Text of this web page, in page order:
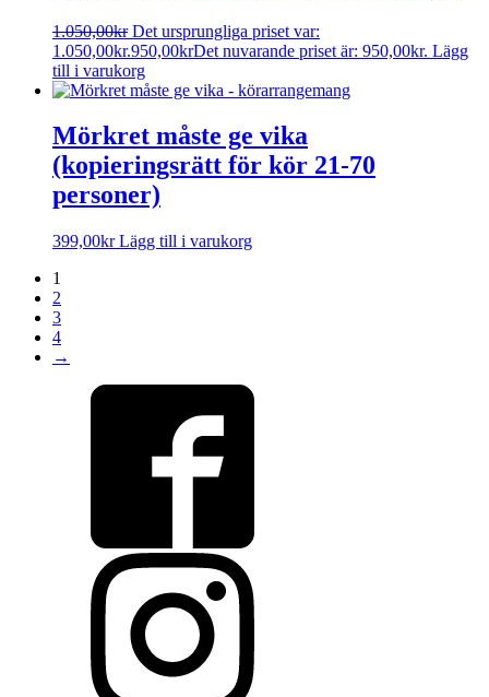
1.050,00kr Det ursprungliga priset var:
1.050,00kr.950,00krDet nuvarande priset är: 950,00kr. Lägg
till i varukorg
Mörkret måste ge vika
(kopieringsrätt för kör 21-70
personer)
399,00kr Lägg till i varukorg
1
2
3
4
→